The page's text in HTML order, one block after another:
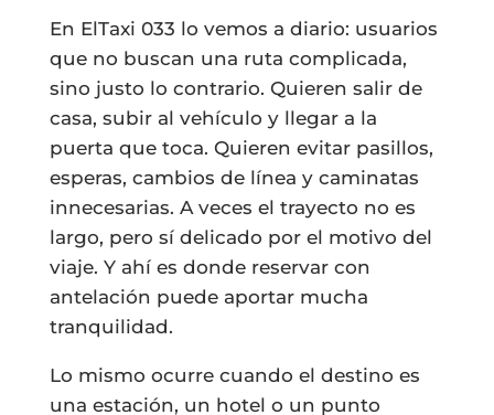
En ElTaxi 033 lo vemos a diario: usuarios
que no buscan una ruta complicada,
sino justo lo contrario. Quieren salir de
casa, subir al vehículo y llegar a la
puerta que toca. Quieren evitar pasillos,
esperas, cambios de línea y caminatas
innecesarias. A veces el trayecto no es
largo, pero sí delicado por el motivo del
viaje. Y ahí es donde reservar con
antelación puede aportar mucha
tranquilidad.
Lo mismo ocurre cuando el destino es
una estación, un hotel o un punto